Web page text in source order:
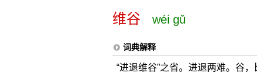
维谷 wéi gǔ
词典解释
“进退维谷”之省。进退两难。谷，